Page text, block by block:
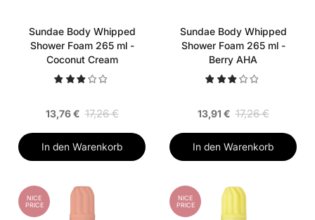
Sundae Body Whipped
Shower Foam 265 ml -
Coconut Cream
13,76 € 17,26 €
In den Warenkorb
Sundae Body Whipped
Shower Foam 265 ml -
Berry AHA
13,91 € 17,26 €
In den Warenkorb
NICE
PRICE
NICE
PRICE